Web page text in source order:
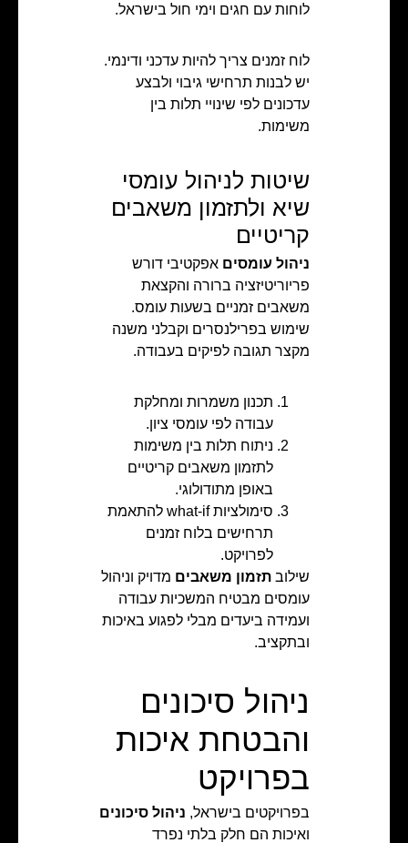
לוחות עם חגים וימי חול בישראל.
לוח זמנים צריך להיות עדכני ודינמי.
יש לבנות תרחישי גיבוי ולבצע
עדכונים לפי שינויי תלות בין
משימות.
שיטות לניהול עומסי
שיא ולתזמון משאבים
קריטיים
ניהול עומסים אפקטיבי דורש
פריוריטיזציה ברורה והקצאת
משאבים זמניים בשעות עומס.
שימוש בפרילנסרים וקבלני משנה
מקצר תגובה לפיקים בעבודה.
תכנון משמרות ומחלקת
עבודה לפי עומסי ציון.
ניתוח תלות בין משימות
לתזמון משאבים קריטיים
באופן מתודולוגי.
סימולציות what‑if להתאמת
תרחישים בלוח זמנים
לפרויקט.
שילוב תזמון משאבים מדויק וניהול
עומסים מבטיח המשכיות עבודה
ועמידה ביעדים מבלי לפגוע באיכות
ובתקציב.
ניהול סיכונים
והבטחת איכות
בפרויקט
בפרויקטים בישראל, ניהול סיכונים
ואיכות הם חלק בלתי נפרד